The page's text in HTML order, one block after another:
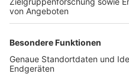
TOP-PARTNER